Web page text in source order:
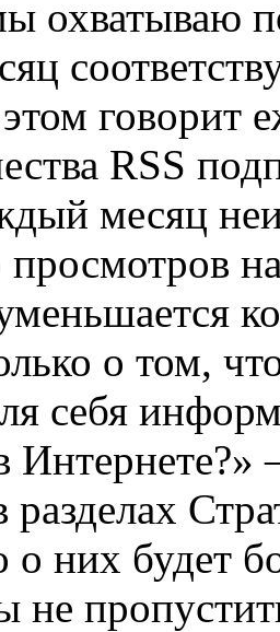
охватываю
говорит
RSS
месяц
просмотров
о том,
себя
разделах
о них будет
не